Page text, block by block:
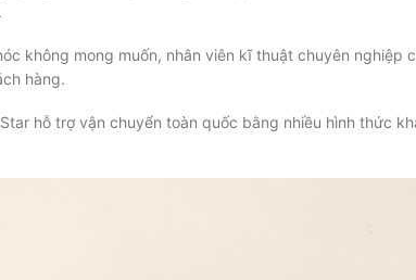
không mong muốn, nhân viên kĩ thuật chuyên nghiệp
hàng.
hỗ trợ vận chuyển toàn quốc bằng nhiều hình thức